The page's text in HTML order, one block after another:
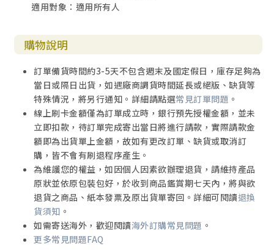
適用對象：適用所有人
購物說明
訂單備貨時間約3-5天不包含週末及國定假日，庫存足夠為
當日或隔日出貨，如遇廠商調貨時間延長或絕版、缺貨等
特殊情況，將另行通知。詳細請點選常見訂單問題 。
線上刷卡金額僅為訂單成立時，銀行預先授權金額，並未
立即扣款，待訂單完成寄出當日將進行請款，實際請款金
額即為出貨單上金額，故如有更改訂單、缺貨或取消訂
購，皆不會有刷退程序產生。
為維護您的權益，如因個人因素欲辦理退貨，請維持產品
原狀並依原包裝包好，於收到商品鑑賞期七天內，將與欲
退貨之商品、紙本發票及原出貨單寄回。詳細可閱讀退換
貨須知 。
如需寄送海外，歡迎閱讀海外訂購常見問題 。
更多常見問題FAQ